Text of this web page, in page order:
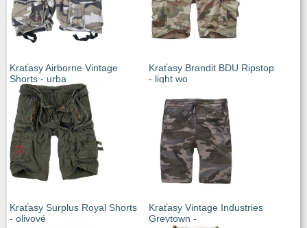
Kraťasy Airborne Vintage
Shorts - urba
Kraťasy Brandit BDU Ripstop
- light wo
Kraťasy Surplus Royal Shorts
- olivové
Kraťasy Vintage Industries
Greytown -